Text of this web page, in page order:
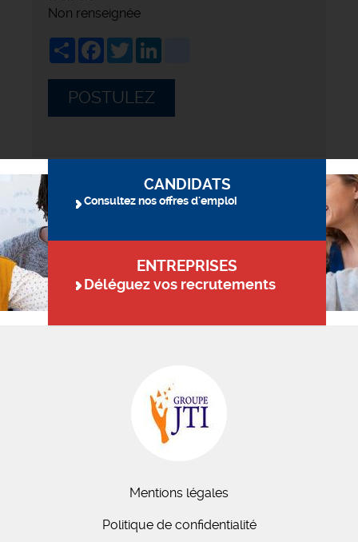
Non renseignée
ShareFacebook
Twitter
POSTULEZ
CANDIDATS
Consultez nos offres d'emploi
ENTREPRISES
Déléguez vos recrutements
Mentions légales
Politique de confidentialité